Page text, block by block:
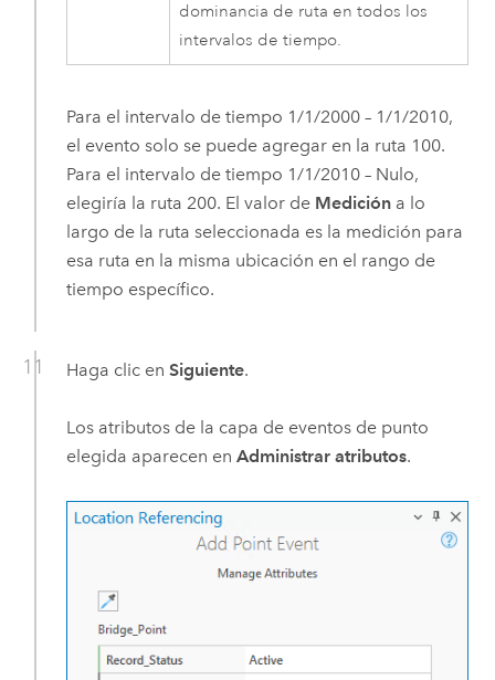
dominancia de ruta en todos los
intervalos de tiempo.
Para el intervalo de tiempo 1/1/2000 – 1/1/2010,
el evento solo se puede agregar en la ruta 100.
Para el intervalo de tiempo 1/1/2010 – Nulo,
elegiría la ruta 200. El valor de Medicióna lo
largo de la ruta seleccionada es la medición para
esa ruta en la misma ubicación en el rango de
tiempo específico.
Haga clic en Siguiente.
Los atributos de la capa de eventos de punto
elegida aparecen en Administrar atributos.